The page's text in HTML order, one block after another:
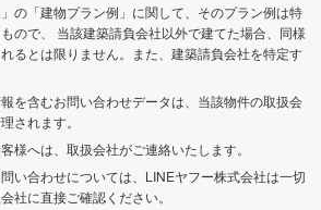
」の「建物プラン例」に関して、そのプラン例は特
ので、 当該建築請負会社以外で建てた場合、同様
るとは限りません。また、建築請負会社を特定す
を含むお問い合わせデータは、当該物件の取扱会
されます。
様へは、取扱会社がご連絡いたします。
い合わせについては、LINEヤフー株式会社は一切
社に直接ご確認ください。